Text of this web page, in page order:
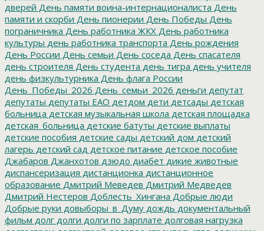
дверей День памяти воина-интернационалиста День
памяти и скорби День пионерии День Победы День
пограничника День работника ЖКХ День работника
культуры день работника транспорта День рождения
День России День семьи День соседа День спасателя
день строителя День студента день тигра день учителя
день физкультурника День флага России
День_Победы_2026 День_семьи_2026 деньги депутат
депутаты депутаты ЕАО детдом дети детсады детская
больница детская музыкальная школа детская площадка
детская_больница детские батуты детские выплаты
детские пособия детские сады детский дом детский
лагерь детский сад детское питание детское пособие
Джабаров Джанхотов дзюдо диабет дикие животные
диспансеризация дистанционка дистанционное
образование Дмитрий Меведев Дмитрий Медведев
Дмитрий Нестеров Доблесть_Хингана Добрые люди
Добрые руки довыборы_в_Думу дождь документальный
фильм долг долги долги по зарплате долговая нагрузка